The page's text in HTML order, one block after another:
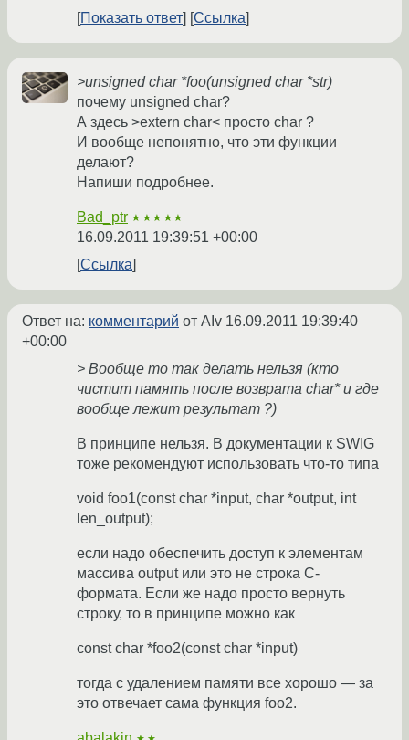
Показать ответ
Ссылка
>unsigned char *foo(unsigned char *str)
почему unsigned char?
А здесь >extern char< просто char ?
И вообще непонятно, что эти функции
делают?
Напиши подробнее.
Bad_ptr ★★★★★
16.09.2011 19:39:51 +00:00
Ссылка
Ответ на: комментарий от AIv 16.09.2011 19:39:40
+00:00
> Вообще то так делать нельзя (кто
чистит память после возврата char* и где
вообще лежит результат ?)
В принципе нельзя. В документации к SWIG
тоже рекомендуют использовать что-то типа
void foo1(const char *input, char *output, int
len_output);
если надо обеспечить доступ к элементам
массива output или это не строка С-
формата. Если же надо просто вернуть
строку, то в принципе можно как
const char *foo2(const char *input)
тогда с удалением памяти все хорошо — за
это отвечает сама функция foo2.